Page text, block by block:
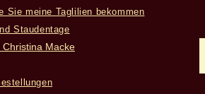
Sie meine Taglilien bekommen
Staudentage
Macke